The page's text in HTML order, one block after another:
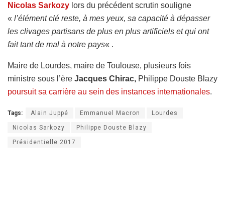
Nicolas Sarkozy lors du précédent scrutin souligne
« l’élément clé reste, à mes yeux, sa capacité à dépasser
les clivages partisans de plus en plus artificiels et qui ont
fait tant de mal à notre pays« .
Maire de Lourdes, maire de Toulouse, plusieurs fois
ministre sous l’ère Jacques Chirac, Philippe Douste Blazy
poursuit sa carrière au sein des instances internationales.
Tags: Alain Juppé Emmanuel Macron Lourdes
Nicolas Sarkozy Philippe Douste Blazy
Présidentielle 2017